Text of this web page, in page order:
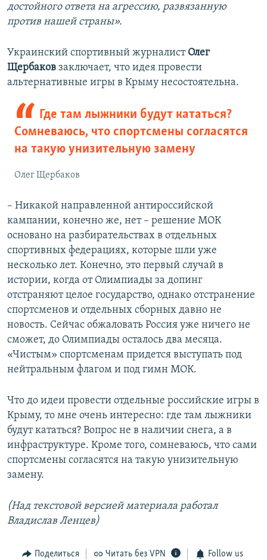
достойного ответа на агрессию, развязанную
против нашей страны».
Украинский спортивный журналист Олег
Щербаков заключает, что идея провести
альтернативные игры в Крыму несостоятельна.
Где там лыжники будут кататься?
Сомневаюсь, что спортсмены согласятся
на такую унизительную замену
Олег Щербаков
– Никакой направленной антироссийской
кампании, конечно же, нет – решение МОК
основано на разбирательствах в отдельных
спортивных федерациях, которые шли уже
несколько лет. Конечно, это первый случай в
истории, когда от Олимпиады за допинг
отстраняют целое государство, однако отстранение
спортсменов и отдельных сборных давно не
новость. Сейчас обжаловать Россия уже ничего не
сможет, до Олимпиады осталось два месяца.
«Чистым» спортсменам придется выступать под
нейтральным флагом и под гимн МОК.
Что до идеи провести отдельные российские игры в
Крыму, то мне очень интересно: где там лыжники
будут кататься? Вопрос не в наличии снега, а в
инфраструктуре. Кроме того, сомневаюсь, что сами
спортсмены согласятся на такую унизительную
замену.
(Над текстовой версией материала работал
Владислав Ленцев)
Поделиться Читать без VPN Follow us